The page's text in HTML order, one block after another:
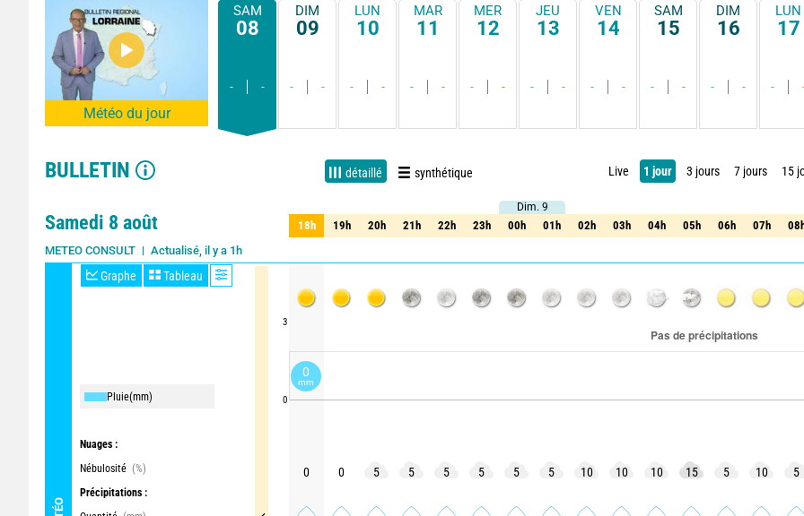
Météo du jour
SAM
08
- -
DIM
09
- -
LUN
10
- -
MAR
11
- -
MER
12
- -
JEU
13
- -
VEN
14
- -
SAM
15
- -
DIM
16
- -
LUN
17
-
BULLETIN détaillé synthétique Live 1 jour 3 jours 7 jours 15
Samedi 8 août
METEO CONSULT Actualisé, il y a 1h
Graphe Tableau
Pluie(mm)
Nuages :
Nébulosité (%)
Précipitations :
3
0
Dim. 9
18h 19h 20h 21h 22h 23h 00h 01h 02h 03h 04h 05h 06h 07h
Dim. 9
18h 19h 20h 21h 22h 23h 00h 01h 02h 03h 04h 05h 06h 07h 08h
0 0 5 5 5 5 5 5 10 10 10 15 5 10 5
0
mm